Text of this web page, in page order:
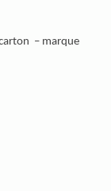
– marque